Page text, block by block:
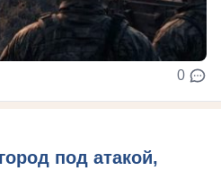
0
под атакой,